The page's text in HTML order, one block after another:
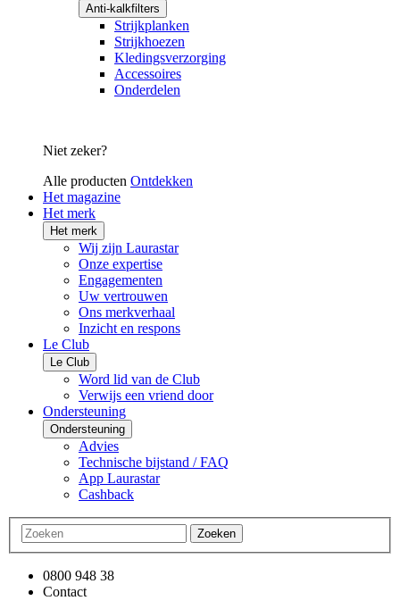
Anti-kalkfilters
Strijkplanken
Strijkhoezen
Kledingsverzorging
Accessoires
Onderdelen
Niet zeker?
Alle producten Ontdekken
Het magazine
Het merk
Het merk
Wij zijn Laurastar
Onze expertise
Engagementen
Uw vertrouwen
Ons merkverhaal
Inzicht en respons
Le Club
Le Club
Word lid van de Club
Verwijs een vriend door
Ondersteuning
Ondersteuning
Advies
Technische bijstand / FAQ
App Laurastar
Cashback
Zoeken
0800 948 38
Contact